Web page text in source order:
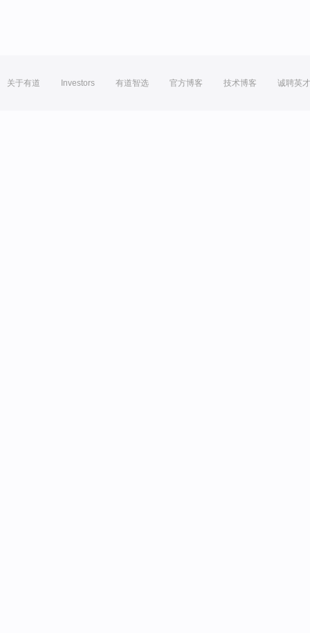
关于有道 Investors 有道智选 官方博客 技术博客 诚聘英才